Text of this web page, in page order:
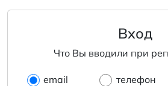
Вход
Что Вы вводили при
email телефон